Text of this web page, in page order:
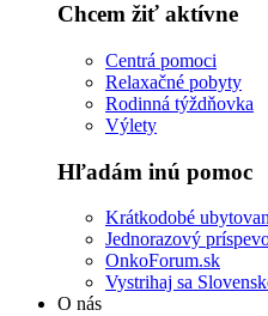
Chcem žiť aktívne
Centrá pomoci
Relaxačné pobyty
Rodinná týždňovka
Výlety
Hľadám inú pomoc
Krátkodobé
Jednorazový
OnkoForum.sk
Vystrihaj sa
O nás